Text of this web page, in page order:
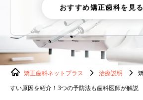
おすすめ矯正歯科を見る
矯正歯科ネットプラス 治療説明
すい原因を紹介！3つの予防法も歯科医師が解説